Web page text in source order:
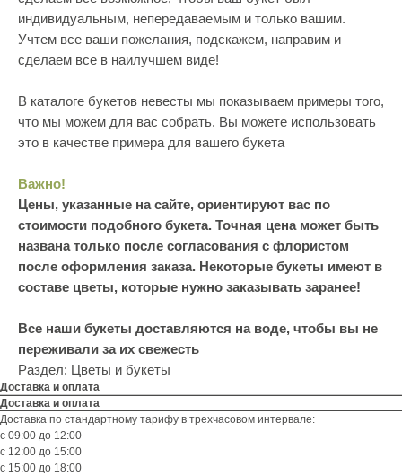
индивидуальным, непередаваемым и только вашим.
Учтем все ваши пожелания, подскажем, направим и
сделаем все в наилучшем виде!
В каталоге букетов невесты мы показываем примеры того,
что мы можем для вас собрать. Вы можете использовать
это в качестве примера для вашего букета
Важно!
Цены, указанные на сайте, ориентируют вас по
стоимости подобного букета. Точная цена может быть
названа только после согласования с флористом
после оформления заказа. Некоторые букеты имеют в
составе цветы, которые нужно заказывать заранее!
Все наши букеты доставляются на воде, чтобы вы не
переживали за их свежесть
Раздел: Цветы и букеты
Доставка и оплата
Доставка и оплата
Доставка по стандартному тарифу в трехчасовом интервале:
с 09:00 до 12:00
с 12:00 до 15:00
с 15:00 до 18:00